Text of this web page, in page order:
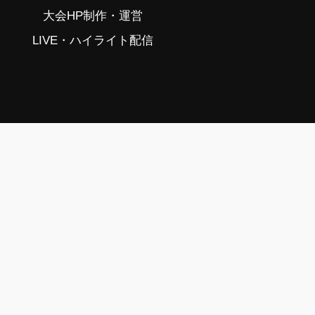
大会HP制作・運営
LIVE・ハイライト配信